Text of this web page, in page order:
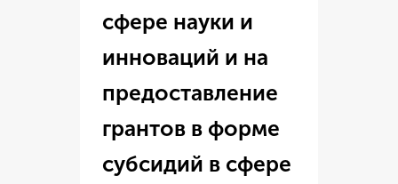
сфере науки и
инноваций и на
предоставление
грантов в форме
субсидий в сфере